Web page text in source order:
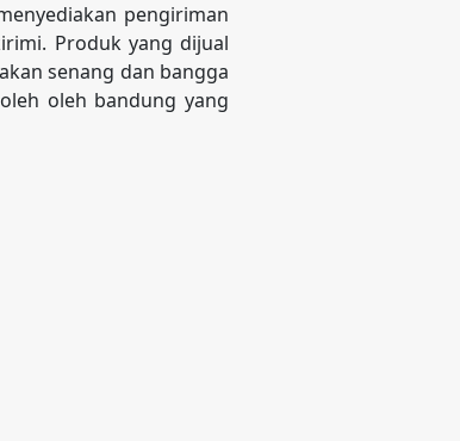
pengiriman
Produk yang dijual
senang dan bangga
oleh bandung yang